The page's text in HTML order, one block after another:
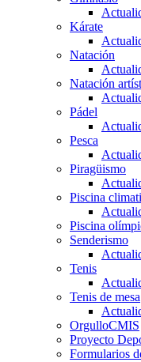
Kárate
Natación
Natación
Pádel
Pesca
Piragüismo
Piscina
Piscina
Senderismo
Tenis
Tenis de mesa
OrgulloCMIS
Proyecto
Formularios